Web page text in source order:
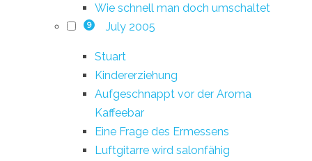
Wie schnell man doch umschaltet
9 July 2005
Stuart
Kindererziehung
Aufgeschnappt vor der Aroma
Kaffeebar
Eine Frage des Ermessens
Luftgitarre wird salonfähig